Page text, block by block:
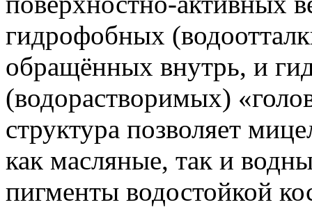
гидрофобных
обращённых внутрь, и
(водорастворимых)
структура позволяет
как масляные, так и
пигменты водостойкой